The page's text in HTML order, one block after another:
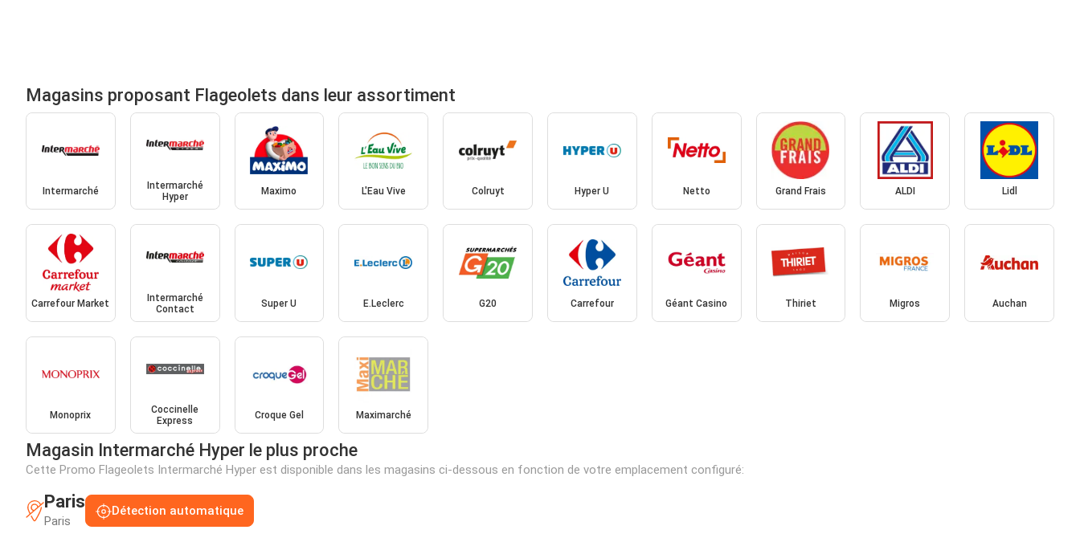
Magasins proposant Flageolets dans leur assortiment
Intermarché
Intermarché
Hyper
Maximo L'Eau Vive Colruyt Hyper U Netto Grand Frais ALDI Lidl
Carrefour Market
Intermarché
Contact
Super U E.Leclerc G20 Carrefour Géant Casino Thiriet Migros Auchan
Monoprix
Coccinelle
Express
Croque Gel Maximarché
Magasin Intermarché Hyper le plus proche
Cette Promo Flageolets Intermarché Hyper est disponible dans les magasins ci-dessous en fonction de votre emplacement configuré:
Paris
Paris
Détection automatique